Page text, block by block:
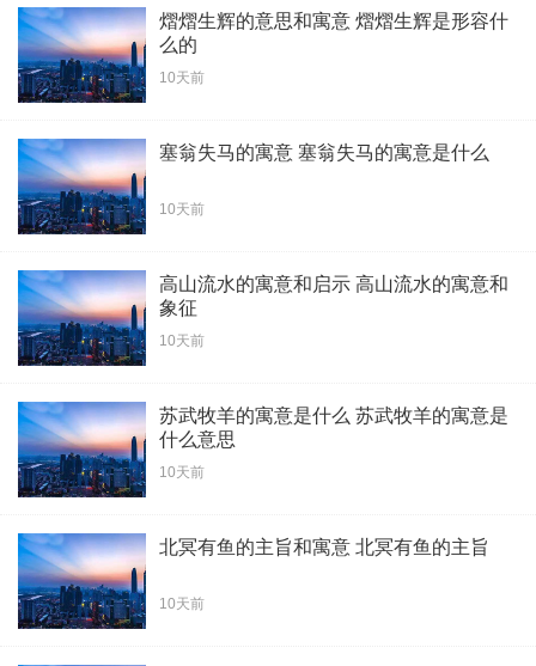
熠熠生辉的意思和寓意 熠熠生辉是形容什
么的
10天前
塞翁失马的寓意 塞翁失马的寓意是什么
10天前
高山流水的寓意和启示 高山流水的寓意和
象征
10天前
苏武牧羊的寓意是什么 苏武牧羊的寓意是
什么意思
10天前
北冥有鱼的主旨和寓意 北冥有鱼的主旨
10天前